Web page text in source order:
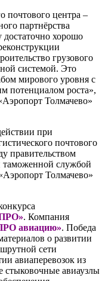
почтового центра –
партнёрства
достаточно хорошо
грузового
системой. Это
мирового уровня с
потенциалом роста»,
Толмачево»
при
почтового
правительством
таможенной службой
Толмачево»
. Компания
авиацию». Победа
о развитии
сети
авиаперевозок из
стыковочные авиаузлы